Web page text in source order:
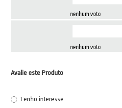
nenhum voto
nenhum voto
Avalie este Produto
Tenho interesse